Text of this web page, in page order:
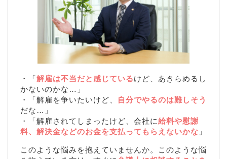
・「解雇は不当だと感じているけど、あきらめるし
かないのかな…」
・「解雇を争いたいけど、
自分でやるのは難しそう
だな…」
・「解雇されてしまったけど、会社に給料や慰謝
料、解決金などのお金を支払ってもらえないかな 」
このような悩みを抱えていませんか。このような悩